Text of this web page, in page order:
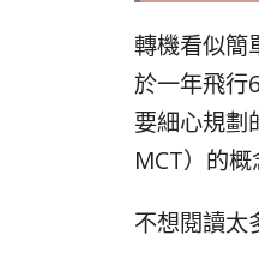
轉機看似簡
於一年飛行
要細心規
MCT）的
不想閱讀太